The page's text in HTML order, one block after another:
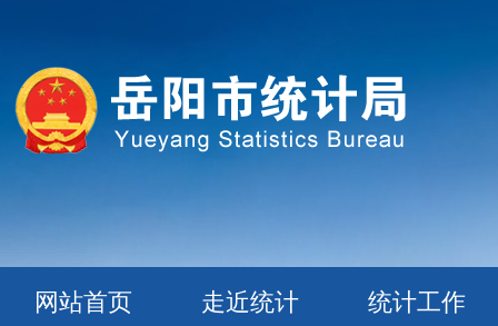
网站首页 走近统计 统计工作